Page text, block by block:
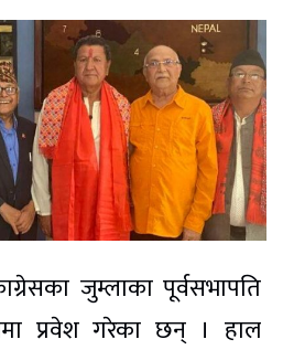
जुम्लाका पूर्वसभापति
प्रवेश गरेका छन् । हाल